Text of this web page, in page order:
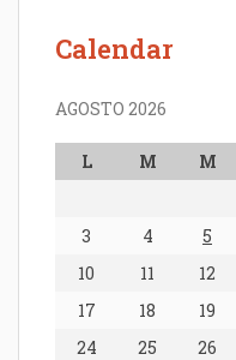
Calendar
AGOSTO 2026
L M M
3
4 5
10
11 12
17
18 19
24
25 26